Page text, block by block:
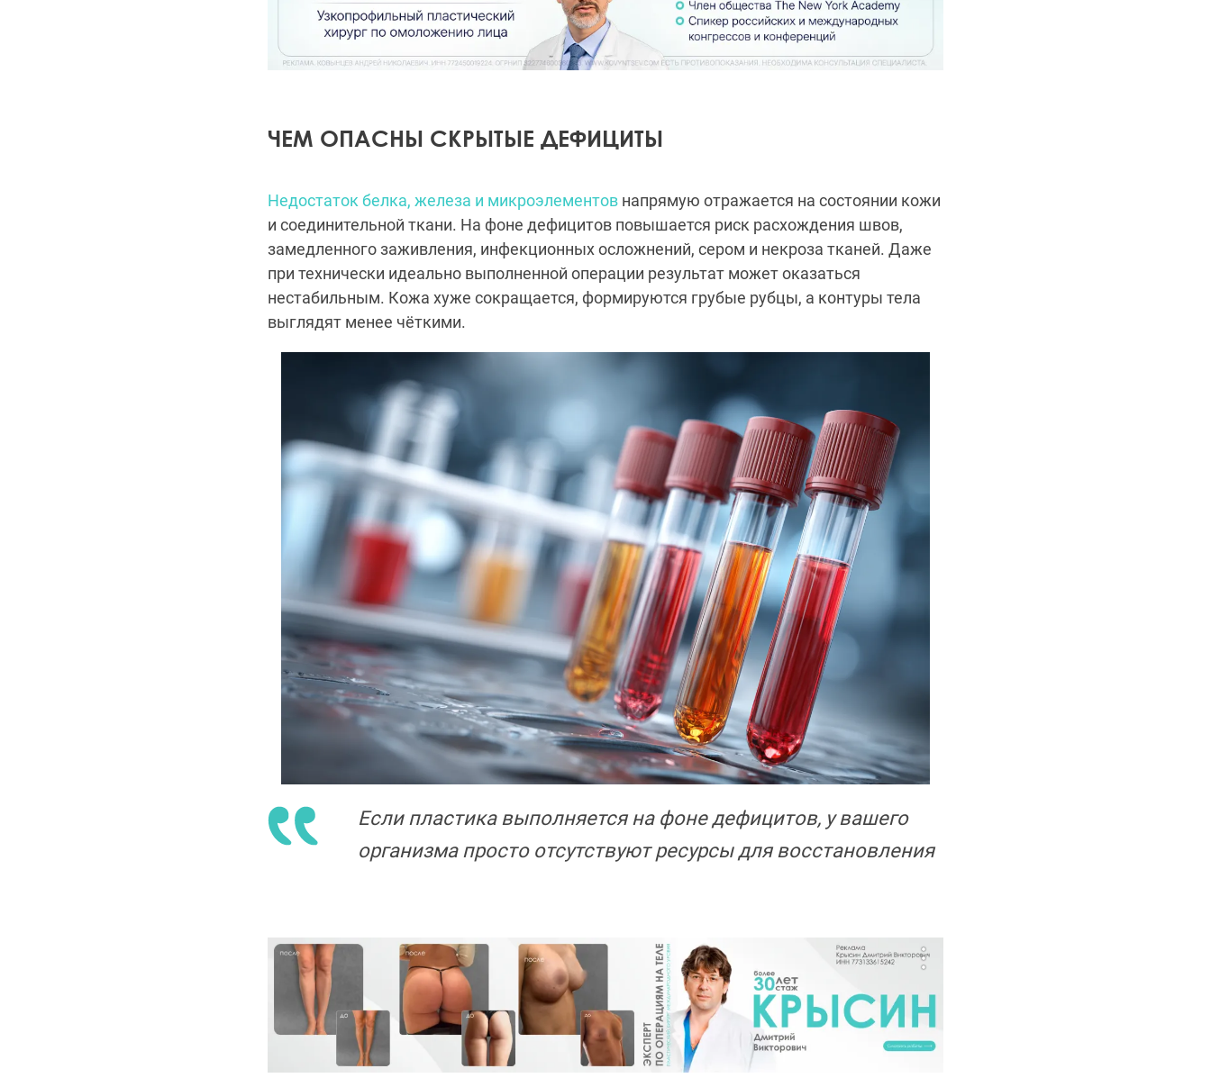
ЧЕМ ОПАСНЫ СКРЫТЫЕ ДЕФИЦИТЫ
Недостаток белка, железа и микроэлементов напрямую отражается на состоянии кожи
и соединительной ткани. На фоне дефицитов повышается риск расхождения швов,
замедленного заживления, инфекционных осложнений, сером и некроза тканей. Даже
при технически идеально выполненной операции результат может оказаться
нестабильным. Кожа хуже сокращается, формируются грубые рубцы, а контуры тела
выглядят менее чёткими.
Если пластика выполняется на фоне дефицитов, у вашего
организма просто отсутствуют ресурсы для восстановления